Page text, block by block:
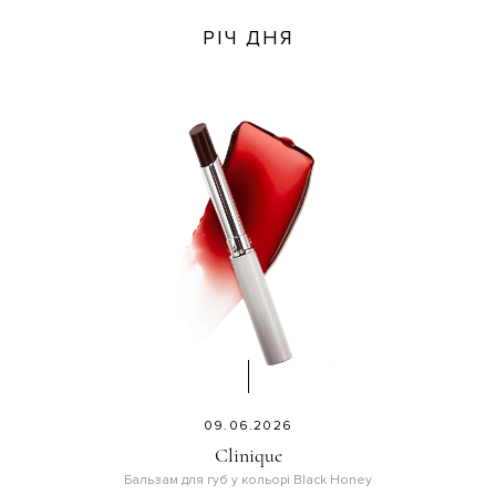
РІЧ ДНЯ
09.06.2026
Clinique
Бальзам для губ у кольорі Black Honey